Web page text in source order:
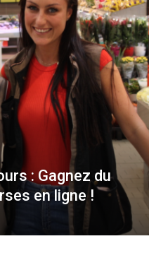
: Gagnez du
en ligne !